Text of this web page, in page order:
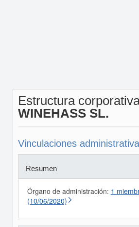
Estructura
WINEHASS SL.
Vinculaciones
Resumen
Órgano de administración: 1
(10/06/2020)